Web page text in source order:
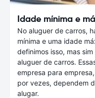
Idade mínima e
No aluguer de carros,
mínima e uma idade
definimos isso, mas
aluguer de carros.
empresa para
por vezes, dependem
alugar.